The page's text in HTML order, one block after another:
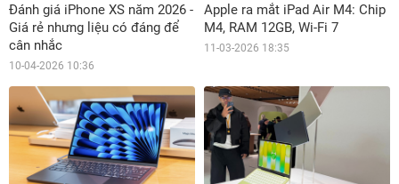
Đánh giá iPhone XS năm 2026 -
Giá rẻ nhưng liệu có đáng để
cân nhắc
10-04-2026 10:36
Apple ra mắt iPad Air M4: Chip
M4, RAM 12GB, Wi-Fi 7
11-03-2026 18:35